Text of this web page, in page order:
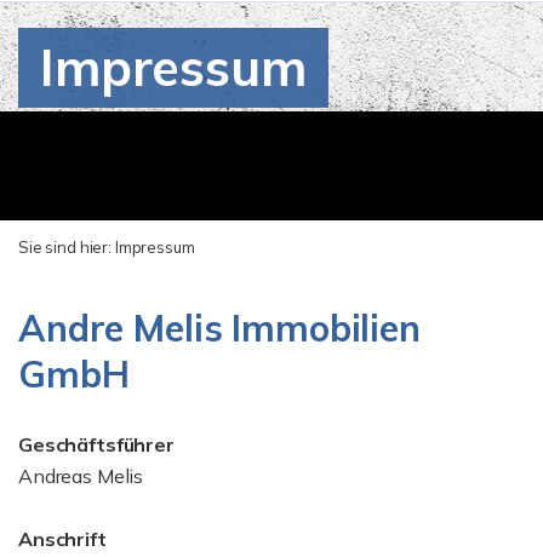
Impressum
Sie sind hier: Impressum
Andre Melis Immobilien
GmbH
Geschäftsführer
Andreas Melis
Anschrift